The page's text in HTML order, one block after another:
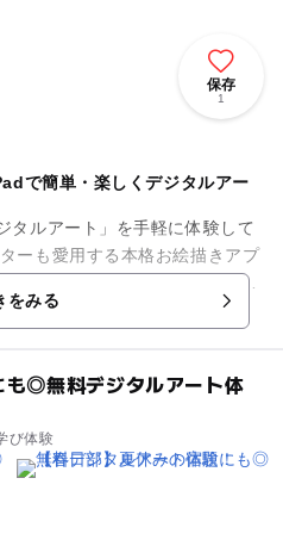
保存
1
で簡単・楽しくデジタルアー
タルアート」を手軽に体験して
ーも愛用する本格お絵描きアプ
スコ）」を使って、 世界に一
をみる
も◎無料デジタルアート体
び体験